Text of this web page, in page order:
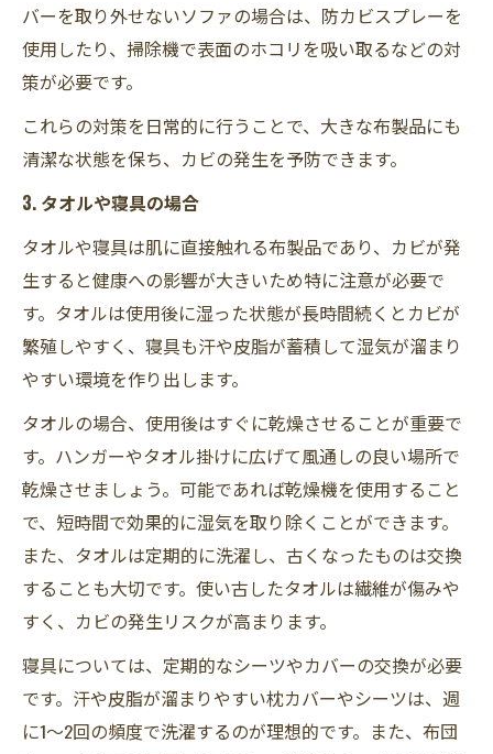
バーを取り外せないソファの場合は、防カビスプレーを
使用したり、掃除機で表面のホコリを吸い取るなどの対
策が必要です。
これらの対策を日常的に行うことで、大きな布製品にも
清潔な状態を保ち、カビの発生を予防できます。
3. タオルや寝具の場合
タオルや寝具は肌に直接触れる布製品であり、カビが発
生すると健康への影響が大きいため特に注意が必要で
す。タオルは使用後に湿った状態が長時間続くとカビが
繁殖しやすく、寝具も汗や皮脂が蓄積して湿気が溜まり
やすい環境を作り出します。
タオルの場合、使用後はすぐに乾燥させることが重要で
す。ハンガーやタオル掛けに広げて風通しの良い場所で
乾燥させましょう。可能であれば乾燥機を使用すること
で、短時間で効果的に湿気を取り除くことができます。
また、タオルは定期的に洗濯し、古くなったものは交換
することも大切です。使い古したタオルは繊維が傷みや
すく、カビの発生リスクが高まります。
寝具については、定期的なシーツやカバーの交換が必要
です。汗や皮脂が溜まりやすい枕カバーやシーツは、週
に1～2回の頻度で洗濯するのが理想的です。また、布団